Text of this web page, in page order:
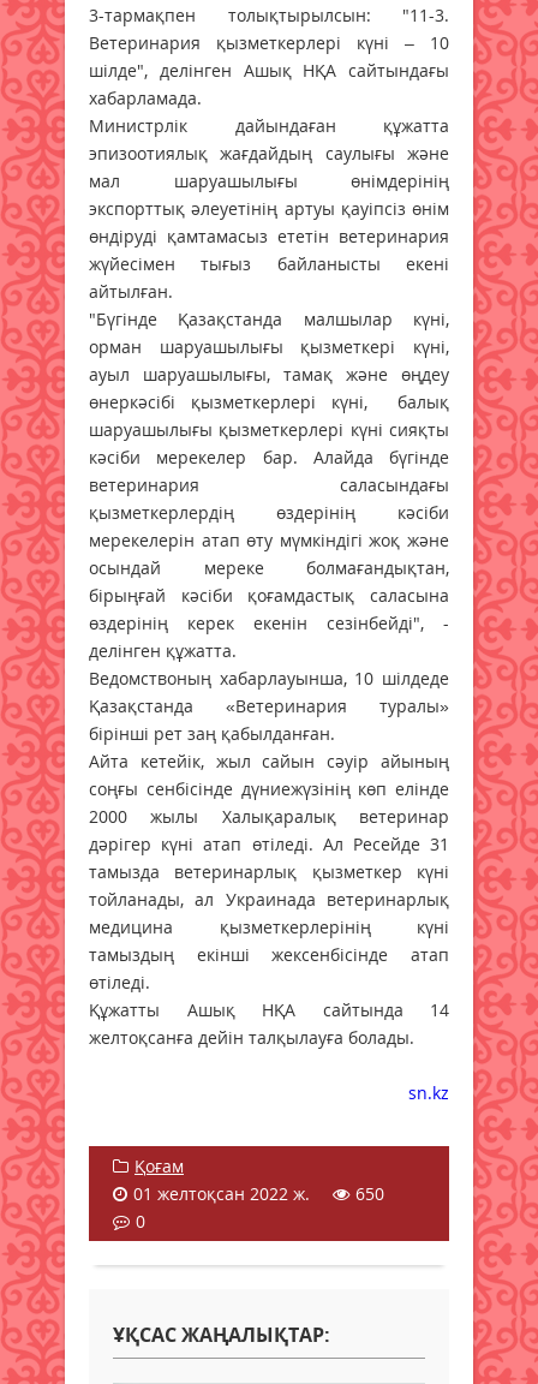
3-тармақпен толықтырылсын: "11-3.
Ветеринария қызметкерлері күні – 10
шілде", делінген Ашық НҚА сайтындағы
хабарламада.
Министрлік дайындаған құжатта
эпизоотиялық жағдайдың саулығы және
мал шаруашылығы өнімдерінің
экспорттық әлеуетінің артуы қауіпсіз өнім
өндіруді қамтамасыз ететін ветеринария
жүйесімен тығыз байланысты екені
айтылған.
"Бүгінде Қазақстанда малшылар күні,
орман шаруашылығы қызметкері күні,
ауыл шаруашылығы, тамақ және өңдеу
өнеркәсібі қызметкерлері күні, балық
шаруашылығы қызметкерлері күні сияқты
кәсіби мерекелер бар. Алайда бүгінде
ветеринария саласындағы
қызметкерлердің өздерінің кәсіби
мерекелерін атап өту мүмкіндігі жоқ және
осындай мереке болмағандықтан,
бірыңғай кәсіби қоғамдастық саласына
өздерінің керек екенін сезінбейді", -
делінген құжатта.
Ведомствоның хабарлауынша, 10 шілдеде
Қазақстанда «Ветеринария туралы»
бірінші рет заң қабылданған.
Айта кетейік, жыл сайын сәуір айының
соңғы сенбісінде дүниежүзінің көп елінде
2000 жылы Халықаралық ветеринар
дәрігер күні атап өтіледі. Ал Ресейде 31
тамызда ветеринарлық қызметкер күні
тойланады, ал Украинада ветеринарлық
медицина қызметкерлерінің күні
тамыздың екінші жексенбісінде атап
өтіледі.
Құжатты Ашық НҚА сайтында 14
желтоқсанға дейін талқылауға болады.
sn.kz
Қоғам
01 желтоқсан 2022 ж.
650
0
ҰҚСАС ЖАҢАЛЫҚТАР: